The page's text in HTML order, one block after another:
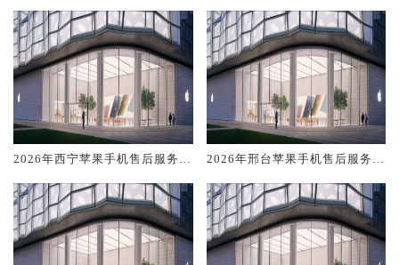
排名对比知名
排名对比知名
2026年西宁苹果手机售后服务维
排名对比知名
2026年邢台苹果手机售后服务维
排名对比知名